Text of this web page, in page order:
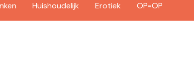
Huishoudelijk Erotiek OP=OP